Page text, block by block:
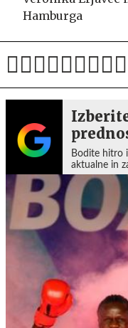
Hamburga
Bodite hitro
aktualne in